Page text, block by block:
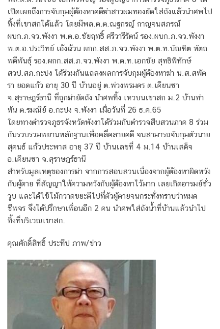
เปิดเผยถึงการจับกุมผู้ต้องหาคดีฆ่าสาวผมทองยัดใส่ถังแล้วนำศพไป
ทิ้งที่เขาสกได้แล้ว โดยมีพล.ต.ต.ณฐกรญ์ กาญจนสภรณ์
ผบก.ภ.จว.พังงา พ.ต.อ.ชัยฤทธิ์ ศรีวารีรัตน์ รอง.ผบก.ภ.จว.พังงา
พ.ต.อ.ประวิทย์ เอ้งฉ้วน ผกก.สส.ภ.จว.พังงา พ.ต.ท.บัณฑิต หัตถ
พดีพันธุ์ รอง.ผกก.สส.ภ.จว.พังงา พ.ต.ท.เอกชัย สุทธิพิทักษ์
สวป.สภ.กะปง ได้ร่วมกันแถลงผลการจับกุมผู้ต้องหาฆ่า น.ส.สพัต
รา ยอดแก้ว อายุ 30 ปี บ้านอยู่ ต.พ่วงพรมคร ต.เคียนซา
จ.สุราษฎร์ธานี ที่ถูกฆ่ายัดถัง นำศพทิ้ง เหวบนเขาสก ม.2 บ้านท่า
หัน ต.รมณีย์ อ.กะปง จ.พังงา เมื่อวันที่ 26 ธ.ค.65
โดยทางตำรวจภูธรจังหวัดพังงาได้ร่วมกับตำรวจสืบสวนภาค 8 ร่วม
กันรวบรวมพยานหลักฐานเพื่อคลี่คลายคดี จนสามารถจับกุมตัวนาย
สุคนธ์ แก้วประพาส อายุ 37 ปี บ้านเลขที่ 4 ม.14 บ้านเสด็จ
อ.เคียนซา จ.สุราษฎร์ธานี
สำหรับมูลเหตุของการฆ่า จากการสอบสวนเนื่องจากผู้ต้องหาผิดหวัง
กับผู้ตาย ที่สัญญาให้ความหวังกับผู้ต้องหาไว้มาก เลยเกิดอารมย์ชั่ว
วูบ และได้ใช้ไม้กวาดขยะตีไปที่ตัวผู้ตายจนกระทั่งทราบว่าหมด
ชีพจร จึงได้ปรึกษาเพื่อนอีก 2 คน นำศพใส่ถังน้ำที่บ้านแล้วนำไป
ทิ้งที่บริเวณเขาสก.
คุณศักดิ์สิทธิ์ ประทีป ภาพ/ข่าว